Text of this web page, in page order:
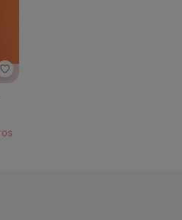
Quintess - Short (Jeans